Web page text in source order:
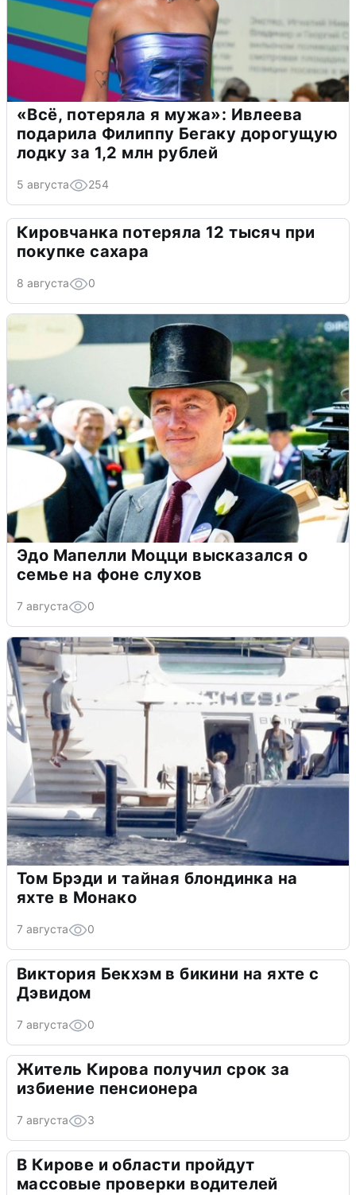
«Всё, потеряла я мужа»: Ивлеева
подарила Филиппу Бегаку дорогущую
лодку за 1,2 млн рублей
5 августа 254
Кировчанка потеряла 12 тысяч при
покупке сахара
8 августа 0
Эдо Мапелли Моцци высказался о
семье на фоне слухов
7 августа 0
Том Брэди и тайная блондинка на
яхте в Монако
7 августа 0
Виктория Бекхэм в бикини на яхте с
Дэвидом
7 августа 0
Житель Кирова получил срок за
избиение пенсионера
7 августа 3
В Кирове и области пройдут
массовые проверки водителей